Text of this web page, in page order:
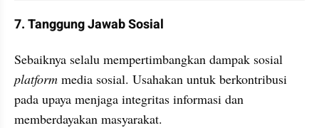
7. Tanggung Jawab Sosial
platform media sosial. Usahakan untuk berkontribusi
pada upaya menjaga integritas informasi dan
memberdayakan masyarakat.